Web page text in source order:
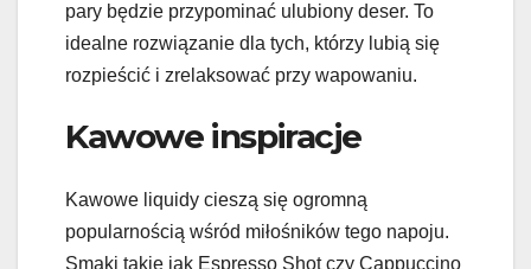
pary będzie przypominać ulubiony deser. To
idealne rozwiązanie dla tych, którzy lubią się
rozpieścić i zrelaksować przy wapowaniu.
Kawowe inspiracje
Kawowe liquidy cieszą się ogromną
popularnością wśród miłośników tego napoju.
Smaki takie jak Espresso Shot czy Cappuccino